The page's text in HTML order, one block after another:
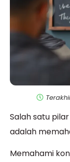
Salah satu
adalah
Memahami